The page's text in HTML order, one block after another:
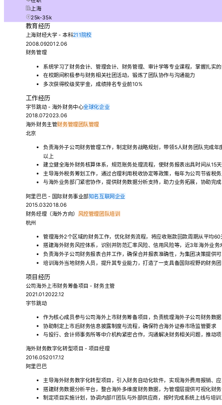
上海
25k-35k
教育经历
上海财经大学 - 本科211院校
2008.092012.06
财务管理
系统学习了财务会计、管理会计、财务管理、审计学等专业课程，掌握扎实
在校期间积极参与财务相关社团活动，锻炼了团队协作与沟通能力
多次获得校级奖学金，成绩排名专业前10%
工作经历
字节跳动 - 海外财务中心全球化企业
2018.072023.06
海外财务主管财务管理 团队管理
北京
负责海外子公司财务管理工作，制定财务战略规划，带领5人财务团队完成
以上
建立健全海外财务核算体系，规范账务处理流程，使财务报表出具时间从15
主导海外税务筹划工作，通过合理利用税收协定等政策，每年为公司节省税
与海外业务部门紧密协作，提供财务数据分析支持，助力业务拓展，协助完
阿里巴巴 - 国际财务事业部知名互联网企业
2015.032018.06
财务经理（海外方向） 风控管理 团队培训
杭州
管理海外2个区域的财务工作，优化财务流程，将应收账款回款周期从平均
搭建海外财务风控体系，识别并防范汇率风险、信用风险等，近3年海外业务
负责海外子公司财务报表合并工作，确保合并报表准确性，为集团决策提供
培训海外当地财务人员，提升其专业能力，打造了一支具备国际视野的财务
项目经历
公司海外上市财务筹备项目 - 财务主管
2021.012022.12
字节跳动
作为核心成员参与公司海外上市财务筹备项目，负责梳理海外子公司财务数
协助制定上市后财务信息披露制度与流程，确保符合海外证券市场监管要求
与投行、会计师事务所等中介机构紧密合作，沟通解决财务相关问题，推动
海外财务数字化转型项目 - 项目经理
2016.052017.12
阿里巴巴
主导海外财务数字化转型项目，引入财务自动化软件，实现海外费用报销、
搭建财务数据分析平台，整合海外多维度财务数据，为管理层提供可视化财
制定项目实施计划，协调内部IT团队与外部供应商，按时完成系统上线与培